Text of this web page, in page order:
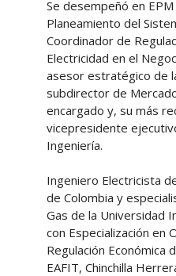
Se desempeñó en
Planeamiento del
Coordinador de
Electricidad en el
asesor estratégico de
subdirector de
encargado y, su más
vicepresidente
Ingeniería.
Ingeniero Electricista
de Colombia y
Gas de la Universidad
con Especialización en
Regulación Económica
EAFIT, Chinchilla